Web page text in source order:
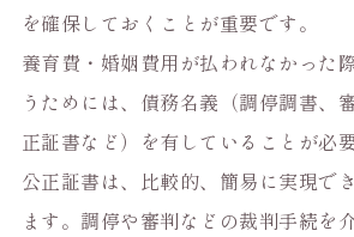
を確保しておくことが重要です。
養育費・婚姻費用が払われなかった
うためには、債務名義（調停調書、
正証書など）を有していることが必要
公正証書は、比較的、簡易に実現で
ます。調停や審判などの裁判手続を